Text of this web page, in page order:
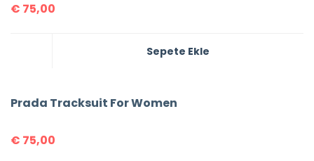
€ 75,00
Sepete Ekle
Prada Tracksuit For Women
€ 75,00